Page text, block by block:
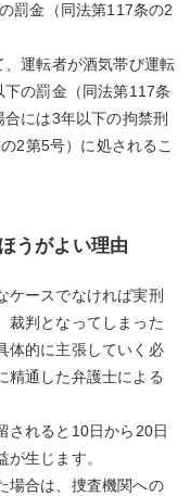
罰金（同法第117条の2
運転者が酒気帯び運転
の罰金（同法第117条
には3年以下の拘禁刑
2第5号）に処されるこ
うがよい理由
ケースでなければ実刑
裁判となってしまった
体的に主張していく必
精通した弁護士による
されると10日から20日
生じます。
場合は、捜査機関への